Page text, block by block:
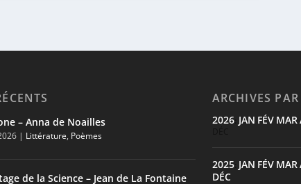
– Anna de Noailles
| Littérature, Poèmes
de la Science – Jean de La Fontaine
ARCHIVES
2026: JAN FÉV MAR
2025: JAN FÉV MAR
DÉC